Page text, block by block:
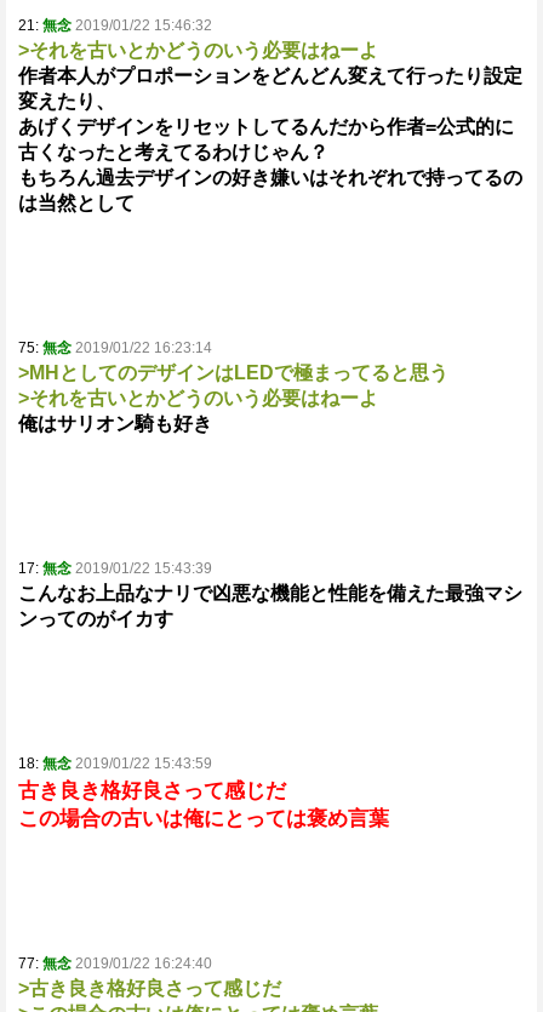
21: 無念 2019/01/22 15:46:32
>それを古いとかどうのいう必要はねーよ
作者本人がプロポーションをどんどん変えて行ったり設定
変えたり、
あげくデザインをリセットしてるんだから作者=公式的に
古くなったと考えてるわけじゃん？
もちろん過去デザインの好き嫌いはそれぞれで持ってるの
は当然として
75: 無念 2019/01/22 16:23:14
>MHとしてのデザインはLEDで極まってると思う
>それを古いとかどうのいう必要はねーよ
俺はサリオン騎も好き
17: 無念 2019/01/22 15:43:39
こんなお上品なナリで凶悪な機能と性能を備えた最強マシ
ンってのがイカす
18: 無念 2019/01/22 15:43:59
古き良き格好良さって感じだ
この場合の古いは俺にとっては褒め言葉
77: 無念 2019/01/22 16:24:40
>古き良き格好良さって感じだ